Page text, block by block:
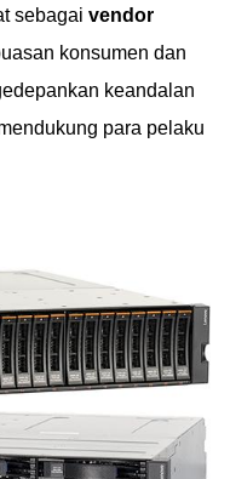
sebagai vendor
konsumen dan
keandalan
para pelaku